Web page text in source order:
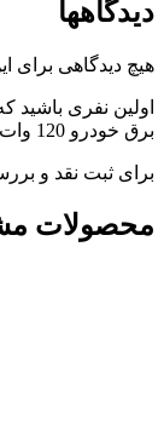
دیدگاهها
هیچ دیدگاهی
اولین نفری باشید
برق خودرو 120 وات مدل گیره ای”
برای ثبت نقد و
محصولات